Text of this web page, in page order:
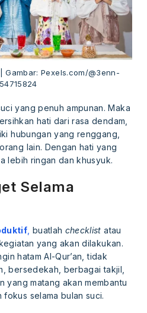
Gambar: Pexels.com/@3enn-
yang penuh ampunan. Maka
hati dari rasa dendam,
hubungan yang renggang,
lain. Dengan hati yang
lebih ringan dan khusyuk.
Selama
, buatlah checklist atau
yang akan dilakukan.
hatam Al-Qur’an, tidak
bersedekah, berbagai takjil,
yang matang akan membantu
selama bulan suci.